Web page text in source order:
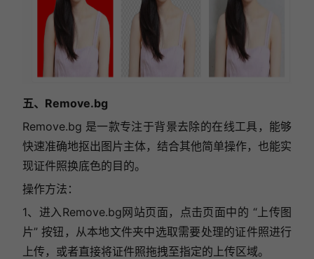
五、Remove.bg
Remove.bg 是一款专注于背景去除的在线工具，能够
快速准确地抠出图片主体，结合其他简单操作，也能实
现证件照换底色的目的。
操作方法：
1、进入 Remove.bg网站页面，点击页面中的 “上传图
片” 按钮，从本地文件夹中选取需要处理的证件照进行
上传，或者直接将证件照拖拽至指定的上传区域。